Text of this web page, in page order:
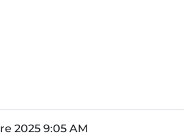
2025 9:05 AM